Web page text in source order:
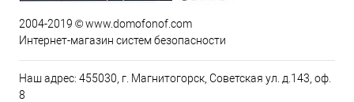
2004-2019 © www.domofonof.com
Интернет-магазин систем безопасности
Наш адрес: 455030, г. Магнитогорск, Советская ул. д.143, оф.
8